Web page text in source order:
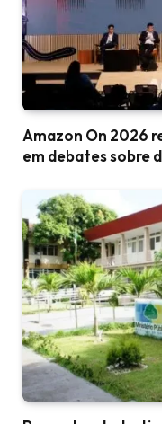
Amazon On 2026
em debates sobre